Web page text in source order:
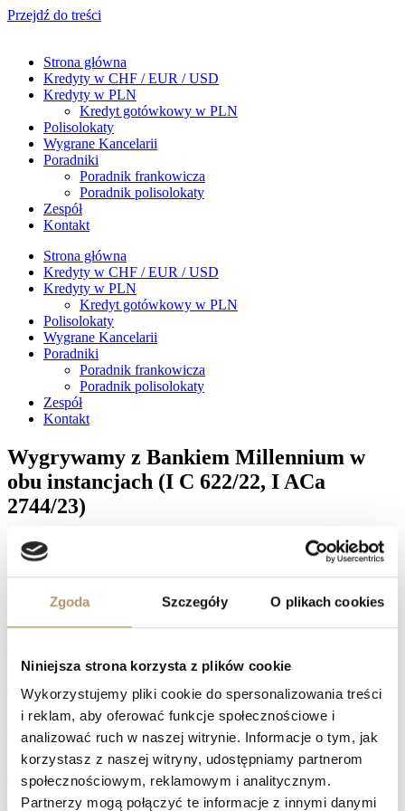
Zgoda Szczegóły O plikach cookies
Niniejsza strona korzysta z plików cookie
Wykorzystujemy pliki cookie do spersonalizowania treści
i reklam, aby oferować funkcje społecznościowe i
analizować ruch w naszej witrynie. Informacje o tym, jak
korzystasz z naszej witryny, udostępniamy partnerom
społecznościowym, reklamowym i analitycznym.
Partnerzy mogą połączyć te informacje z innymi danymi
Przejdź do treści
Strona główna
Kredyty w CHF / EUR / USD
Kredyty w PLN
Kredyt gotówkowy w PLN
Polisolokaty
Wygrane Kancelarii
Poradniki
Poradnik frankowicza
Poradnik polisolokaty
Zespół
Kontakt
Strona główna
Kredyty w CHF / EUR / USD
Kredyty w PLN
Kredyt gotówkowy w PLN
Polisolokaty
Wygrane Kancelarii
Poradniki
Poradnik frankowicza
Poradnik polisolokaty
Zespół
Kontakt
Wygrywamy z Bankiem Millennium w
obu instancjach (I C 622/22, I ACa
2744/23)
Sąd Apelacyjny w Gdańsku wyrokiem z dnia 21 sierpnia 2024 roku
oddalił apelację Banku Millennium, wniesioną przez Spółkę od
wyroku Sądu Okręgowego w Gdańsku z dnia 3 lipca 2023 roku.
Sąd I instancji ustalił nieważność umowy kredytu zawartej przez
naszych klientów, co spotkało się z procesową reakcją Banku.
Witczak – Słoczyńskiej, przyznał rację klientom naszej Kancelarii,
zobowiązując dodatkowo Bank do pokrycia kosztów postępowania
apelacyjnego w kwocie 8 100 złotych na rzecz naszych klientów.
Facebook
Twitter
LinkedIn
Sąd Apelacyjny w Gdańsku oddalił apelację Banku Raiffeisen!
(I ACa 2327/23, XV C 809/21)
Kolejna oddalona apelacja Banku Millennium (I C 1595/20, I ACa